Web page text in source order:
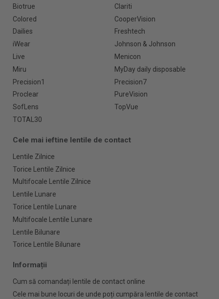
Biotrue
Clariti
Colored
CooperVision
Dailies
Freshtech
iWear
Johnson & Johnson
Live
Menicon
Miru
MyDay daily disposable
Precision1
Precision7
Proclear
PureVision
SofLens
TopVue
TOTAL30
Cele mai ieftine lentile de contact
Lentile Zilnice
Torice Lentile Zilnice
Multifocale Lentile Zilnice
Lentile Lunare
Torice Lentile Lunare
Multifocale Lentile Lunare
Lentile Bilunare
Torice Lentile Bilunare
Informații
Cum să comandați lentile de contact online
Cele mai bune locuri de unde poți cumpăra lentile de contact